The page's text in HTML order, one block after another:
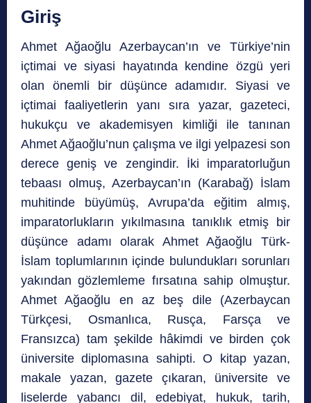
Giriş
Ahmet Ağaoğlu Azerbaycan’ın ve Türkiye’nin
içtimai ve siyasi hayatında kendine özgü yeri
olan önemli bir düşünce adamıdır. Siyasi ve
içtimai faaliyetlerin yanı sıra yazar, gazeteci,
hukukçu ve akademisyen kimliği ile tanınan
Ahmet Ağaoğlu’nun çalışma ve ilgi yelpazesi son
derece geniş ve zengindir. İki imparatorluğun
tebaası olmuş, Azerbaycan’ın (Karabağ) İslam
muhitinde büyümüş, Avrupa’da eğitim almış,
imparatorlukların yıkılmasına tanıklık etmiş bir
düşünce adamı olarak Ahmet Ağaoğlu Türk-
İslam toplumlarının içinde bulundukları sorunları
yakından gözlemleme fırsatına sahip olmuştur.
Ahmet Ağaoğlu en az beş dile (Azerbaycan
Türkçesi, Osmanlıca, Rusça, Farsça ve
Fransızca) tam şekilde hâkimdi ve birden çok
üniversite diplomasına sahipti. O kitap yazan,
makale yazan, gazete çıkaran, üniversite ve
liselerde yabancı dil, edebiyat, hukuk, tarih,